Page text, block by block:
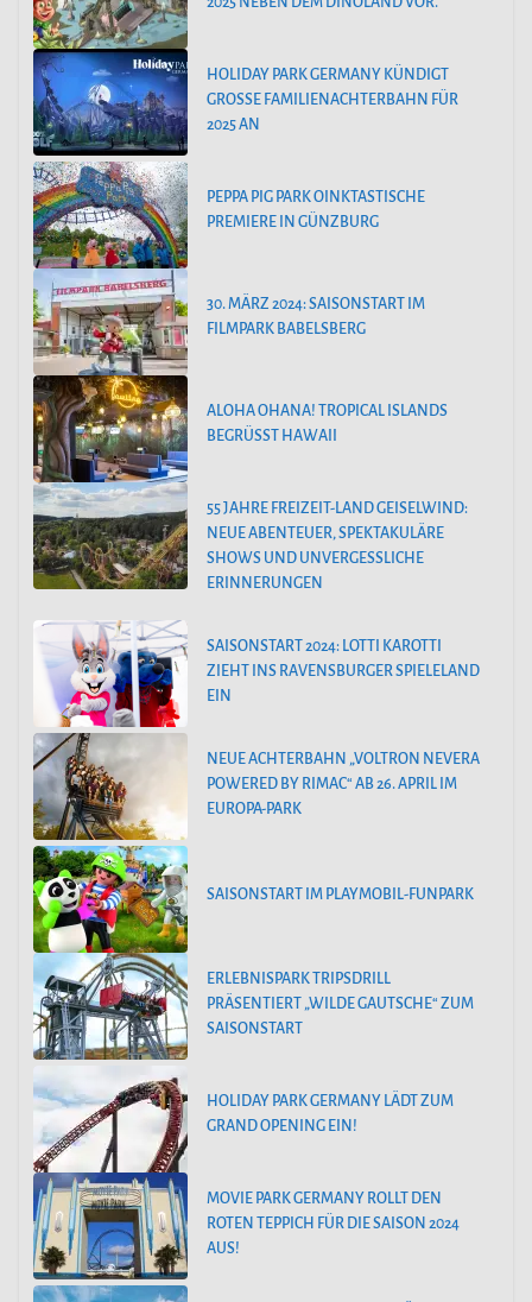
HOLIDAY PARK GERMANY KÜNDIGT
GROSSE FAMILIENACHTERBAHN FÜR 2
025 AN
PEPPA PIG PARK OINKTASTISCHE
PREMIERE IN GÜNZBURG
30. MÄRZ 2024: SAISONSTART IM
FILMPARK BABELSBERG
ALOHA OHANA! TROPICAL ISLANDS
BEGRÜSST HAWAII
55 JAHRE FREIZEIT-LAND GEISELWIND:
NEUE ABENTEUER, SPEKTAKULÄRE
SHOWS UND UNVERGESSLICHE
ERINNERUNGEN
SAISONSTART 2024: LOTTI KAROTTI
ZIEHT INS RAVENSBURGER SPIELELAND
EIN
NEUE ACHTERBAHN „VOLTRON NEVERA
POWERED BY RIMAC“ AB 26. APRIL IM
EUROPA-PARK
SAISONSTART IM PLAYMOBIL-FUNPARK
ERLEBNISPARK TRIPSDRILL
PRÄSENTIERT „WILDE GAUTSCHE“ ZUM
SAISONSTART
HOLIDAY PARK GERMANY LÄDT ZUM
GRAND OPENING EIN!
MOVIE PARK GERMANY ROLLT DEN
ROTEN TEPPICH FÜR DIE SAISON 2024
AUS!